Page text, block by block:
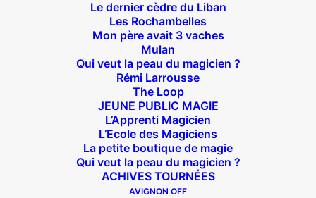
Le dernier cèdre du Liban
Les Rochambelles
Mon père avait 3 vaches
Mulan
Qui veut la peau du magicien ?
Rémi Larrousse
The Loop
JEUNE PUBLIC MAGIE
L’Apprenti Magicien
L’Ecole des Magiciens
La petite boutique de magie
Qui veut la peau du magicien ?
ACHIVES TOURNÉES
AVIGNON OFF
Théâtre des Béliers Parisiens
14 bis rue Sainte Isaure 75018 Paris
Joffrin / Simplon – Loc : 01 42 62 35 00
À l’affiche
Big Mother
La Zone Indigo